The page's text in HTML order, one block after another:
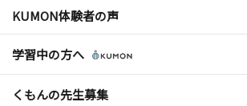
KUMON体験者の声
学習中の方へ
くもんの先生募集